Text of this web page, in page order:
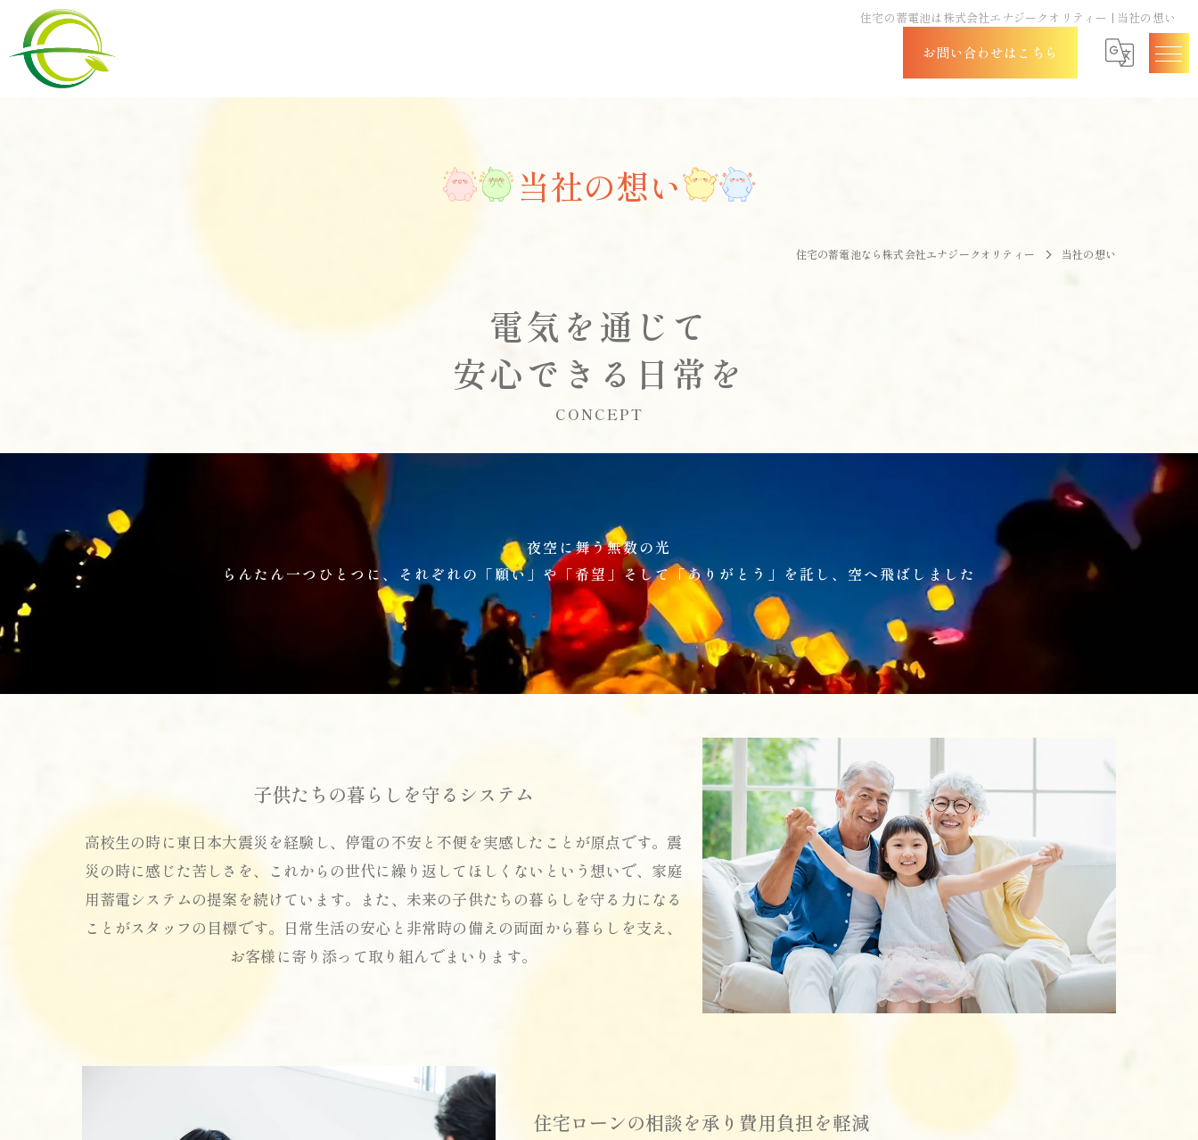
住宅の蓄電池は株式会社エナジークオリティー | 当社の想い
お問い合わせはこちら
当社の想い
住宅の蓄電池なら株式会社エナジークオリティー 当社の想い
電気を通じて
安心できる日常を
CONCEPT
夜空に舞う無数の光
らんたん一つひとつに、それぞれの「願い」や「希望」そして「ありがとう」を託し、空へ飛ばしました
子供たちの暮らしを守るシステム
高校生の時に東日本大震災を経験し、停電の不安と不便を実感したことが原点です。震
災の時に感じた苦しさを、これからの世代に繰り返してほしくないという想いで、家庭
用蓄電システムの提案を続けています。また、未来の子供たちの暮らしを守る力になる
ことがスタッフの目標です。日常生活の安心と非常時の備えの両面から暮らしを支え、
お客様に寄り添って取り組んでまいります。
住宅ローンの相談を承り費用負担を軽減